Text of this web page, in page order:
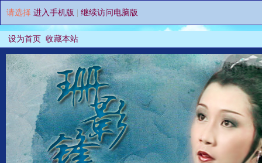
请选择 进入手机版 继续访问电脑版
设为首页 收藏本站